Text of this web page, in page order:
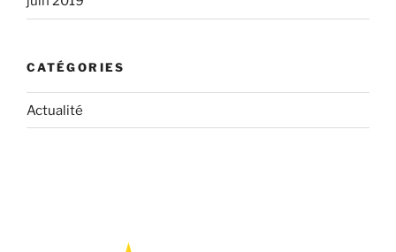
CATÉGORIES
Actualité